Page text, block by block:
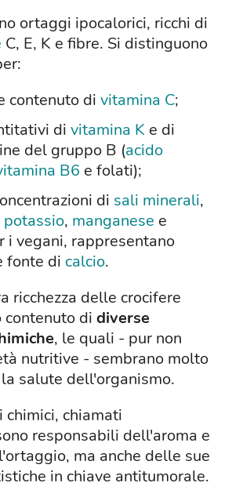
ortaggi ipocalorici, ricchi di
C, E, K e fibre. Si distinguono
contenuto di vitamina C;
di vitamina K e di
del gruppo B (acido
B6 e folati);
di sali minerali,
potassio, manganese e
i vegani, rappresentano
fonte di calcio.
ricchezza delle crocifere
di diverse
, le quali - pur non
nutritive - sembrano molto
salute dell'organismo.
chiamati
responsabili dell'aroma e
ma anche delle sue
in chiave antitumorale.